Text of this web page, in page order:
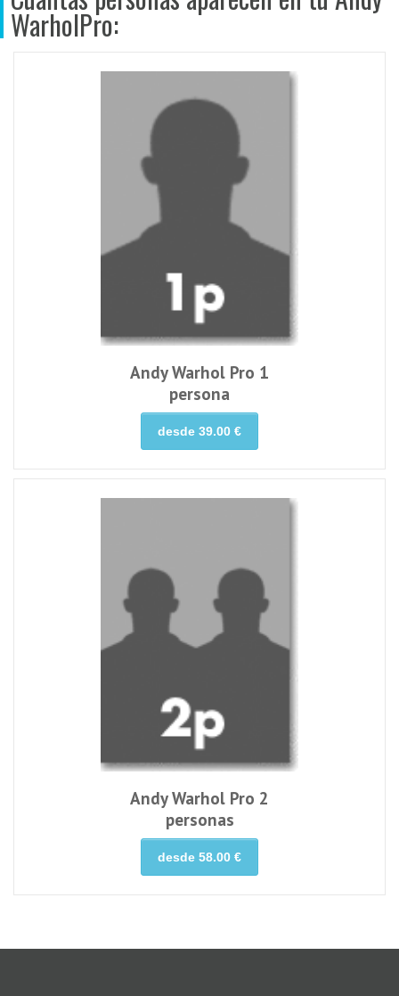
WarholPro:
Andy Warhol Pro 1
persona
desde 39.00 €
Andy Warhol Pro 2
personas
desde 58.00 €